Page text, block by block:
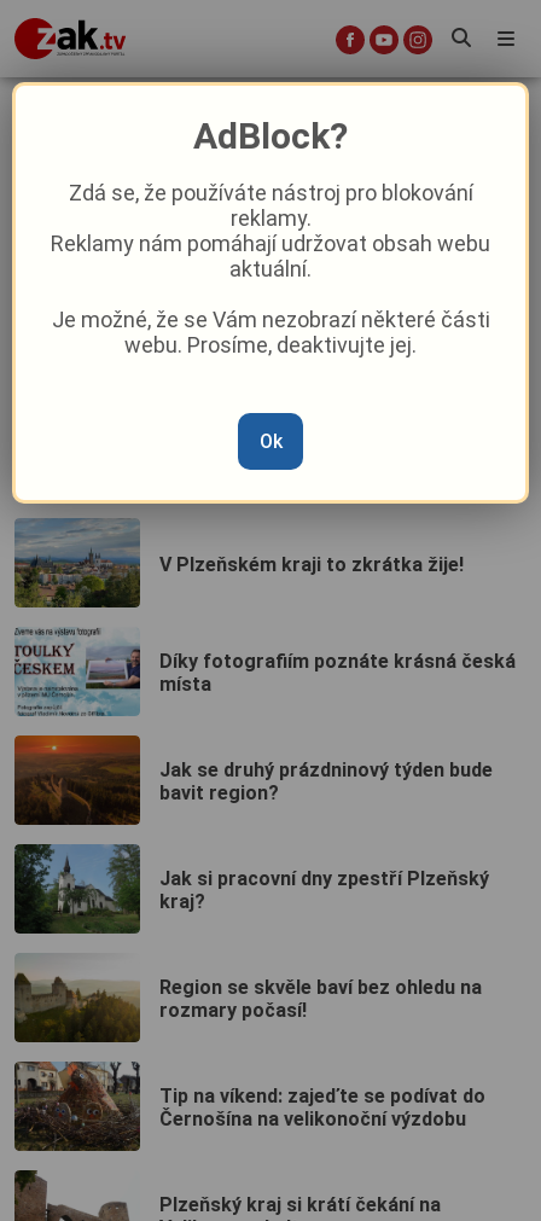
Lepší než televize: Černošínští sledují
čapí reality show na starém jilmu
Plzeňský kraj na začátku nového
školního roku nespí!
Majitelé veteránů se sešli v Černošíně
V Plzeňském kraji to zkrátka žije!
Díky fotografiím poznáte krásná česká
místa
Jak se druhý prázdninový týden bude
bavit region?
Jak si pracovní dny zpestří Plzeňský
kraj?
Region se skvěle baví bez ohledu na
rozmary počasí!
Tip na víkend: zajeďte se podívat do
Černošína na velikonoční výzdobu
Plzeňský kraj si krátí čekání na
AdBlock?
Zdá se, že používáte nástroj pro blokování
reklamy.
Reklamy nám pomáhají udržovat obsah webu
aktuální.
Je možné, že se Vám nezobrazí některé části
webu. Prosíme, deaktivujte jej.
Ok